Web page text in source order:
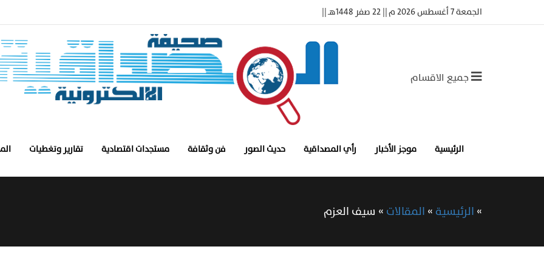
الجمعة 7 أغسطس 2026 م || 22 صفر 1448هـ ||
جميع الاقسام
الرئيسية موجز الأخبار رأي المصداقية حديث الصور فن وثقافة مستجدات اقتصادية تقارير وتغطيات
»الرئيسية»المقالات» سيف العزم